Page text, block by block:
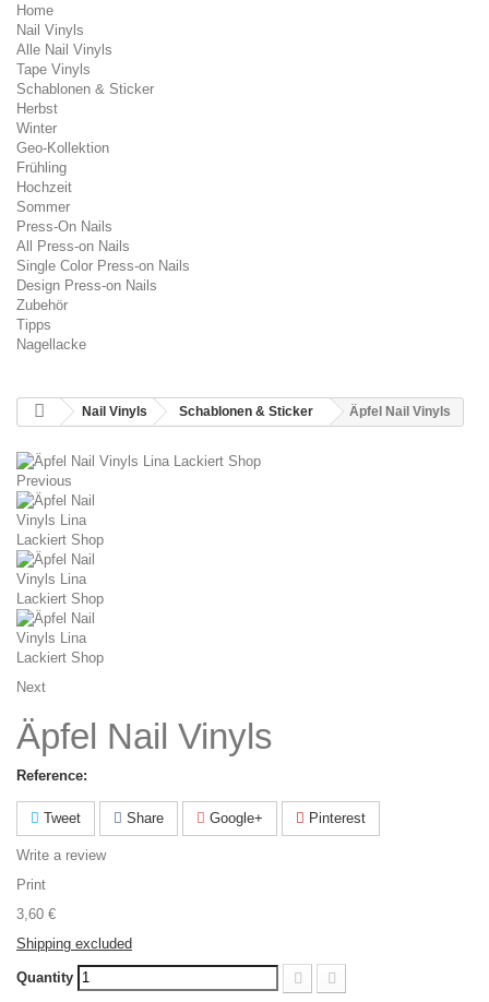
Home
Nail Vinyls
Alle Nail Vinyls
Tape Vinyls
Schablonen & Sticker
Herbst
Winter
Geo-Kollektion
Frühling
Hochzeit
Sommer
Press-On Nails
All Press-on Nails
Single Color Press-on Nails
Design Press-on Nails
Zubehör
Tipps
Nagellacke
Nail Vinyls Schablonen & Sticker Äpfel Nail Vinyls
Previous
Next
Äpfel Nail Vinyls
Reference:
Tweet Share Google+ Pinterest
Write a review
Print
3,60 €
Shipping excluded
Quantity